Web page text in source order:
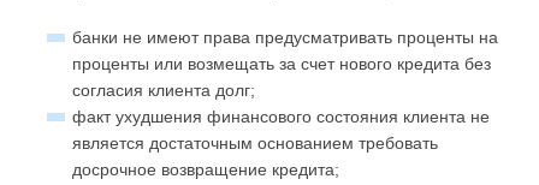
банки не имеют права предусматривать проценты на
проценты или возмещать за счет нового кредита без
согласия клиента долг;
факт ухудшения финансового состояния клиента не
является достаточным основанием требовать
досрочное возвращение кредита;